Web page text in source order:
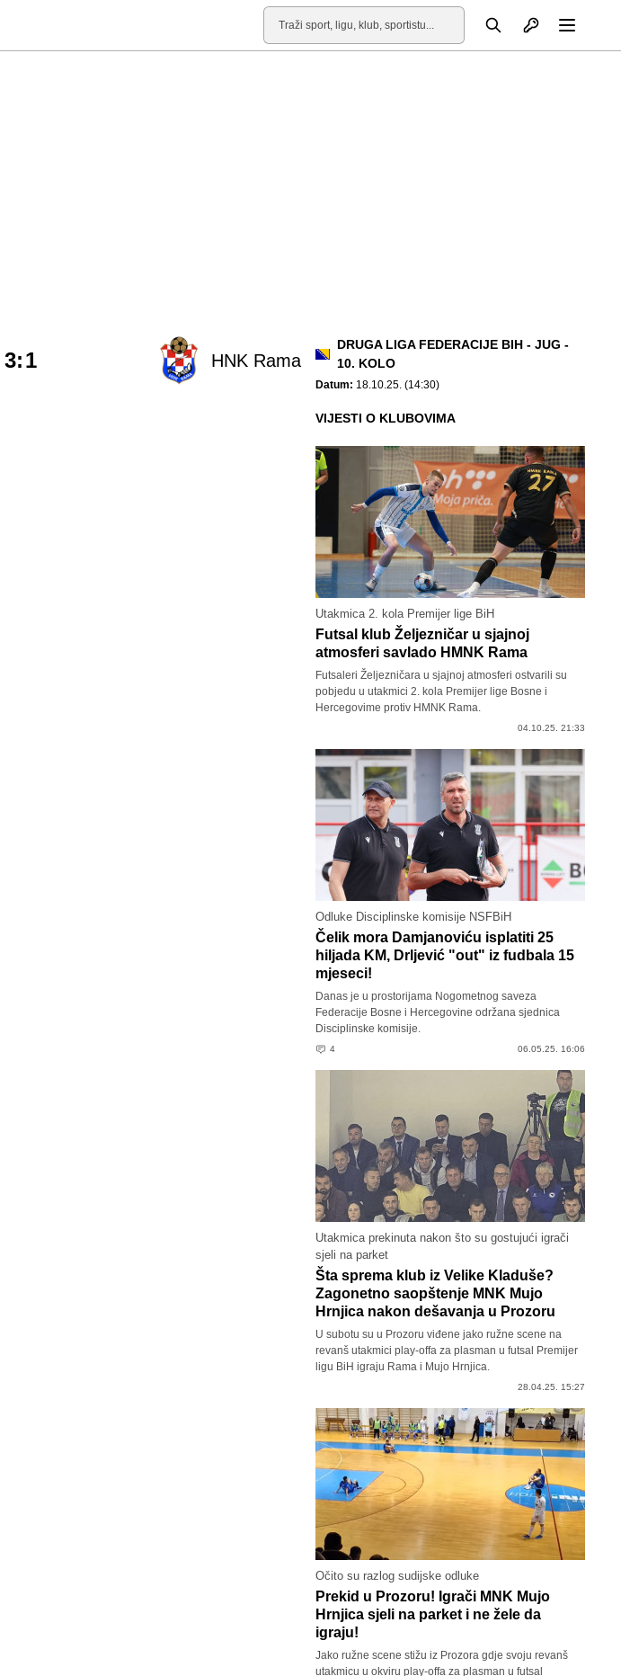
Pretraga Otvori profil
HNK Rama
3:1
DRUGA LIGA FEDERACIJE BIH - JUG -
10. KOLO
Datum: 18.10.25. (14:30)
VIJESTI O KLUBOVIMA
Utakmica 2. kola Premijer lige BiH
Futsal klub Željezničar u sjajnoj
atmosferi savlado HMNK Rama
Futsaleri Željezničara u sjajnoj atmosferi ostvarili su
pobjedu u utakmici 2. kola Premijer lige Bosne i
Hercegovime protiv HMNK Rama.
04.10.25. 21:33
Odluke Disciplinske komisije NSFBiH
Čelik mora Damjanoviću isplatiti 25
hiljada KM, Drljević "out" iz fudbala 15
mjeseci!
Danas je u prostorijama Nogometnog saveza
Federacije Bosne i Hercegovine održana sjednica
Disciplinske komisije.
4 06.05.25. 16:06
Utakmica prekinuta nakon što su gostujući igrači
sjeli na parket
Šta sprema klub iz Velike Kladuše?
Zagonetno saopštenje MNK Mujo
Hrnjica nakon dešavanja u Prozoru
U subotu su u Prozoru viđene jako ružne scene na
revanš utakmici play-offa za plasman u futsal Premijer
ligu BiH igraju Rama i Mujo Hrnjica.
28.04.25. 15:27
Očito su razlog sudijske odluke
Prekid u Prozoru! Igrači MNK Mujo
Hrnjica sjeli na parket i ne žele da
igraju!
Jako ružne scene stižu iz Prozora gdje svoju revanš
utakmicu u okviru play-offa za plasman u futsal